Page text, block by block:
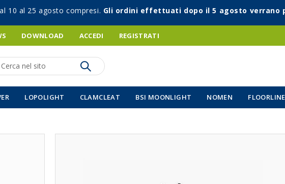
10 al 25 agosto compresi. Gli ordini effettuati dopo il 5 agosto
DOWNLOAD ACCEDI REGISTRATI
LOPOLIGHT CLAMCLEAT BSI MOONLIGHT NOMEN FLOORLINE